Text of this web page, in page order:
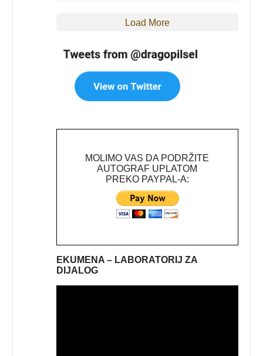
Load More
MOLIMO VAS DA PODRŽITE
AUTOGRAF UPLATOM
PREKO PAYPAL-A:
EKUMENA – LABORATORIJ ZA
DIJALOG